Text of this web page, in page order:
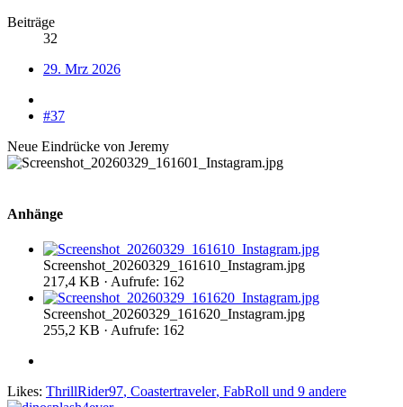
Beiträge
32
29. Mrz 2026
#37
Neue Eindrücke von Jeremy
Anhänge
Screenshot_20260329_161610_Instagram.jpg
217,4 KB · Aufrufe: 162
Screenshot_20260329_161620_Instagram.jpg
255,2 KB · Aufrufe: 162
Likes: ThrillRider97, Coastertraveler, FabRoll und 9 andere